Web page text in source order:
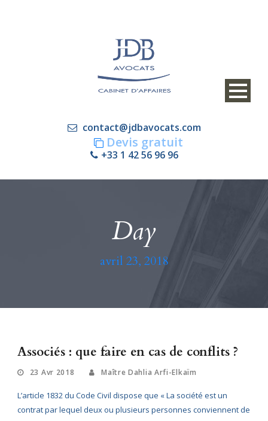
contact@jdbavocats.com
Devis gratuit
+33 1 42 56 96 96
Day
avril 23, 2018
Associés : que faire en cas de conflits ?
23 Avr 2018 Maître Dahlia Arfi-Elkaïm
L’article 1832 du Code Civil dispose que « La société est un
contrat par lequel deux ou plusieurs personnes conviennent de